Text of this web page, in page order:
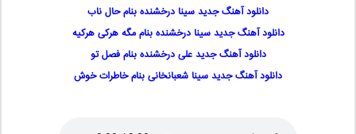
دانلود آهنگ جدید سینا درخشنده بنام حال ناب
دانلود آهنگ جدید سینا درخشنده بنام مگه هرکی هرکیه
دانلود آهنگ جدید علی درخشنده بنام فصل تو
دانلود آهنگ جدید سینا شعبانخانی بنام خاطرات خوش